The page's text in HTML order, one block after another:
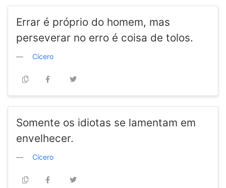
Errar é próprio do homem, mas
perseverar no erro é coisa de tolos.
Cícero
Somente os idiotas se lamentam em
envelhecer.
Cícero